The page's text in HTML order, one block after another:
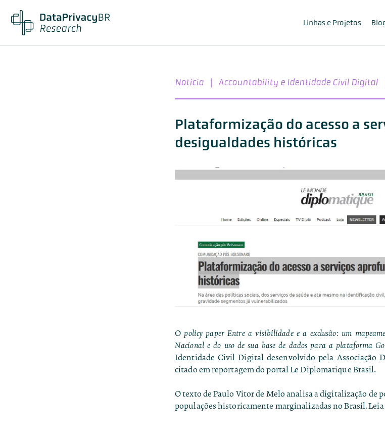
Linhas e Projetos
Notícia Accountability e Identidade Civil Digital
Plataformização do acesso a
desigualdades históricas
Opolicy paper Entre a visibilidade e a exclusão: um
Nacional e do uso de sua base de dados para a plataforma
Identidade Civil Digital desenvolvido pela Associação
citado em reportagem do portal Le Diplomatique Brasil.
O texto de Paulo Vitor de Melo analisa a digitalização de
populações historicamente marginalizadas no Brasil.